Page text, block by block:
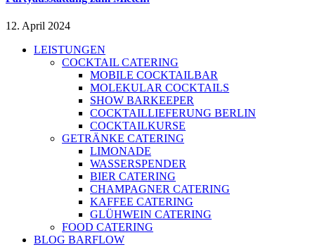
12. April 2024
LEISTUNGEN
COCKTAIL CATERING
MOBILE COCKTAILBAR
MOLEKULAR COCKTAILS
SHOW BARKEEPER
COCKTAILLIEFERUNG BERLIN
COCKTAILKURSE
GETRÄNKE CATERING
LIMONADE
WASSERSPENDER
BIER CATERING
CHAMPAGNER CATERING
KAFFEE CATERING
GLÜHWEIN CATERING
FOOD CATERING
BLOG BARFLOW